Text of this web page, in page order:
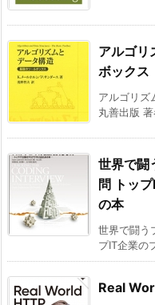
アルゴリ
ボックス
アルゴリズ
丸善出版
世界で闘
問 トッ
の本
世界で闘う
プIT企業の
Real